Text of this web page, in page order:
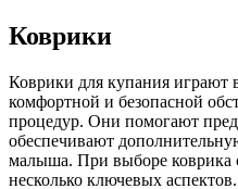
Коврики
Коврики для купания играют
комфортной и безопасной
процедур. Они помогают
обеспечивают
малыша. При выборе коврика
несколько ключевых аспектов.